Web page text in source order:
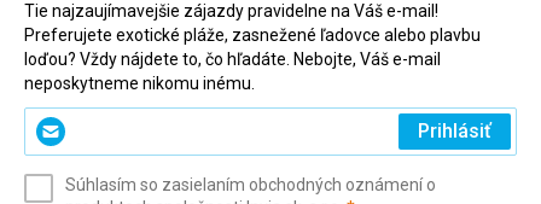
Tie najzaujímavejšie zájazdy pravidelne na Váš e-mail!
Preferujete exotické pláže, zasnežené ľadovce alebo plavbu
loďou? Vždy nájdete to, čo hľadáte. Nebojte, Váš e-mail
neposkytneme nikomu inému.
Zadajte
svoj
Prihlásiť
Súhlasím so zasielaním obchodných oznámení o